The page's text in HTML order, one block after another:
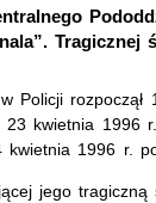
Tragicznej
Policji
23 kwietnia 1996
kwietnia 1996 r.
jego